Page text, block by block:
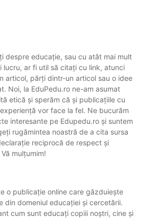
despre educație, sau cu atât mai mult
lucru, ar fi util să citați cu link, atunci
articol, părți dintr-un articol sau o idee
Noi, la EduPedu.ro ne-am asumat
etică și sperăm că și publicațiile cu
vor face la fel. Ne bucurăm
interesante pe Edupedu.ro și suntem
rugămintea noastră de a cita sursa
reciprocă de respect și
mulțumim!
o publicație online care găzduiește
din domeniul educației și cercetării.
cum sunt educați copiii noștri, cine și